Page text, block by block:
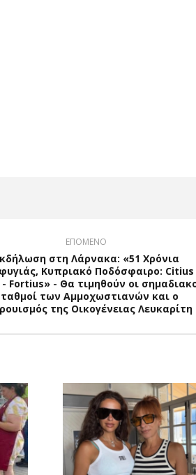
ΕΠΟΜΕΝΟ
στη Λάρνακα: «51 Χρόνια
Κυπριακό Ποδόσφαιρο: Citius
Fortius» - Θα τιμηθούν οι
των Αμμοχωστιανών και ο
της Οικογένειας Λευκαρίτη